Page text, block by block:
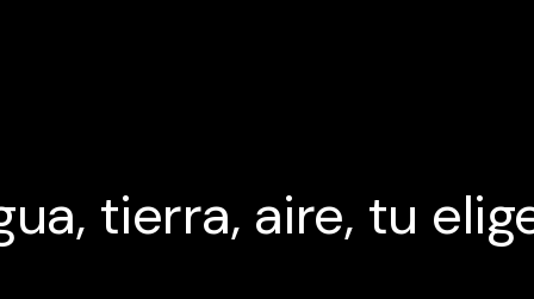
tierra, aire, tu